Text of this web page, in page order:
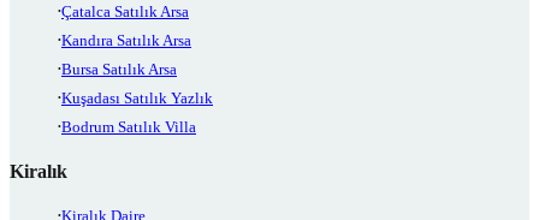
Çatalca Satılık Arsa
Kandıra Satılık Arsa
Bursa Satılık Arsa
Kuşadası Satılık Yazlık
Bodrum Satılık Villa
Kiralık
Kiralık Daire